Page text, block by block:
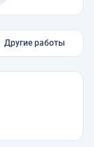
Другие работы